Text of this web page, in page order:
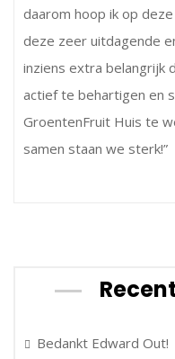
daarom hoop ik op
deze zeer uitdagende
inziens extra belangrijk
actief te behartigen en
GroentenFruit Huis te
samen staan we sterk!”
Bedankt Edward Out!